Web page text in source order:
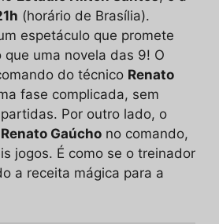
(horário de Brasília).
espetáculo que promete
que uma novela das 9! O
do técnico Renato
fase complicada, sem
Por outro lado, o
Renato Gaúcho no comando,
jogos. É como se o treinador
a receita mágica para a